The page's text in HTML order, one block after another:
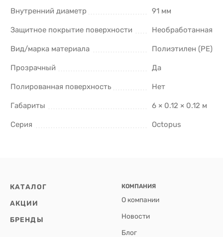
Внутренний диаметр 91 мм
Защитное покрытие поверхности Необработанная
Вид/марка материала Полиэтилен (PE)
Прозрачный Да
Полированная поверхность Нет
Габариты 6 × 0.12 × 0.12 м
Серия Octopus
КАТАЛОГ
АКЦИИ
БРЕНДЫ
КОМПАНИЯ
О компании
Новости
Блог